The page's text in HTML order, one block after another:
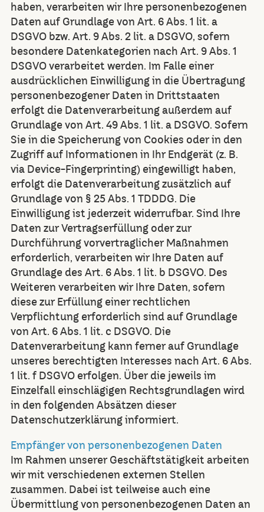
haben, verarbeiten wir Ihre personenbezogenen
Daten auf Grundlage von Art. 6 Abs. 1 lit. a
DSGVO bzw. Art. 9 Abs. 2 lit. a DSGVO, sofern
besondere Datenkategorien nach Art. 9 Abs. 1
DSGVO verarbeitet werden. Im Falle einer
ausdrücklichen Einwilligung in die Übertragung
personenbezogener Daten in Drittstaaten
erfolgt die Datenverarbeitung außerdem auf
Grundlage von Art. 49 Abs. 1 lit. a DSGVO. Sofern
Sie in die Speicherung von Cookies oder in den
Zugriff auf Informationen in Ihr Endgerät (z. B.
via Device-Fingerprinting) eingewilligt haben,
erfolgt die Datenverarbeitung zusätzlich auf
Grundlage von § 25 Abs. 1 TDDDG. Die
Einwilligung ist jederzeit widerrufbar. Sind Ihre
Daten zur Vertragserfüllung oder zur
Durchführung vorvertraglicher Maßnahmen
erforderlich, verarbeiten wir Ihre Daten auf
Grundlage des Art. 6 Abs. 1 lit. b DSGVO. Des
Weiteren verarbeiten wir Ihre Daten, sofern
diese zur Erfüllung einer rechtlichen
Verpflichtung erforderlich sind auf Grundlage
von Art. 6 Abs. 1 lit. c DSGVO. Die
Datenverarbeitung kann ferner auf Grundlage
unseres berechtigten Interesses nach Art. 6 Abs.
1 lit. f DSGVO erfolgen. Über die jeweils im
Einzelfall einschlägigen Rechtsgrundlagen wird
in den folgenden Absätzen dieser
Datenschutzerklärung informiert.
Empfänger von personenbezogenen Daten
Im Rahmen unserer Geschäftstätigkeit arbeiten
wir mit verschiedenen externen Stellen
zusammen. Dabei ist teilweise auch eine
Übermittlung von personenbezogenen Daten an